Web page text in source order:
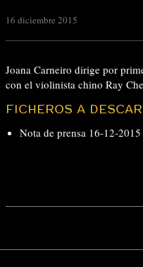
16 diciembre 2015
Joana Carneiro dirige por
con el violinista chino Ray
FICHEROS A
Nota de prensa 16-12-